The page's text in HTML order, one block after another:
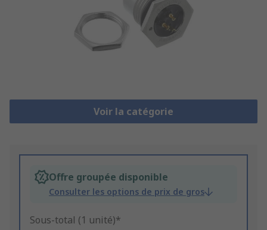
Voir la catégorie
Offre groupée disponible
Consulter les options de prix de gros
Sous-total (1 unité)*